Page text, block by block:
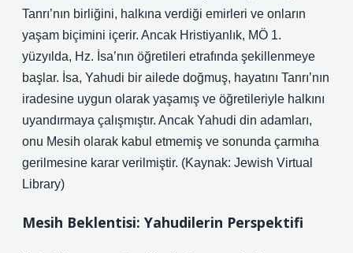
Tanrı’nın birliğini, halkına verdiği emirleri ve onların
yaşam biçimini içerir. Ancak Hristiyanlık, MÖ 1.
yüzyılda, Hz. İsa’nın öğretileri etrafında şekillenmeye
başlar. İsa, Yahudi bir ailede doğmuş, hayatını Tanrı’nın
iradesine uygun olarak yaşamış ve öğretileriyle halkını
uyandırmaya çalışmıştır. Ancak Yahudi din adamları,
onu Mesih olarak kabul etmemiş ve sonunda çarmıha
gerilmesine karar verilmiştir. (Kaynak: Jewish Virtual
Library)
Mesih Beklentisi: Yahudilerin Perspektifi